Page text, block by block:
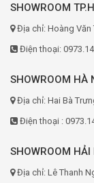
SHOWROOM
Địa chỉ: Hoàng Văn
Điện thoại:
SHOWROOM HÀ
Địa chỉ: Hai Bà
Điện thoại :
SHOWROOM HẢI
Địa chỉ: Lê Thanh